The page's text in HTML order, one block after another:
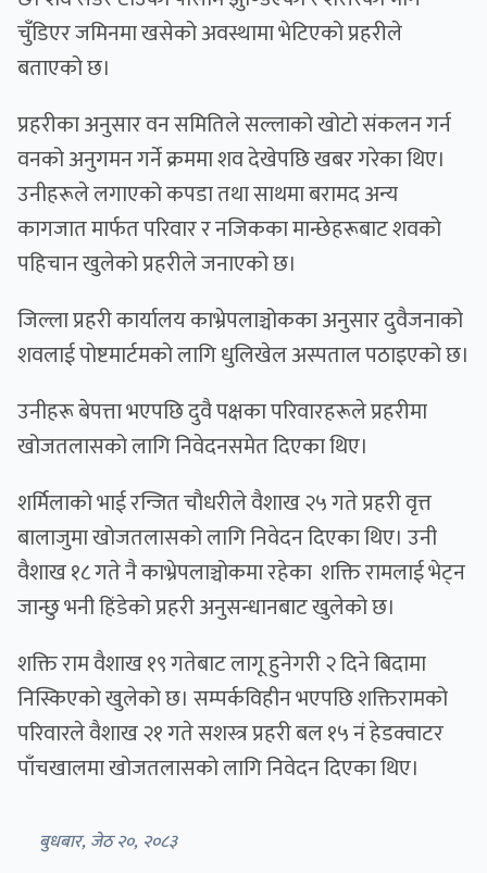
चुँडिएर जमिनमा खसेको अवस्थामा भेटिएको प्रहरीले
बताएको छ।
प्रहरीका अनुसार वन समितिले सल्लाको खोटो संकलन गर्न
वनको अनुगमन गर्ने क्रममा शव देखेपछि खबर गरेका थिए।
उनीहरूले लगाएको कपडा तथा साथमा बरामद अन्य
कागजात मार्फत परिवार र नजिकका मान्छेहरूबाट शवको
पहिचान खुलेको प्रहरीले जनाएको छ।
जिल्ला प्रहरी कार्यालय काभ्रेपलाञ्चोकका अनुसार दुवैजनाको
शवलाई पोष्टमार्टमको लागि धुलिखेल अस्पताल पठाइएको छ।
उनीहरू बेपत्ता भएपछि दुवै पक्षका परिवारहरूले प्रहरीमा
खोजतलासको लागि निवेदनसमेत दिएका थिए।
शर्मिलाको भाई रन्जित चौधरीले वैशाख २५ गते प्रहरी वृत्त
बालाजुमा खोजतलासको लागि निवेदन दिएका थिए। उनी
वैशाख १८ गते नै काभ्रेपलाञ्चोकमा रहेका शक्ति रामलाई भेट्न
जान्छु भनी हिंडेको प्रहरी अनुसन्धानबाट खुलेको छ।
शक्ति राम वैशाख १९ गतेबाट लागू हुनेगरी २ दिने बिदामा
निस्किएको खुलेको छ। सम्पर्कविहीन भएपछि शक्तिरामको
परिवारले वैशाख २१ गते सशस्त्र प्रहरी बल १५ नं हेडक्वाटर
पाँचखालमा खोजतलासको लागि निवेदन दिएका थिए।
बुधबार, जेठ २०, २०८३